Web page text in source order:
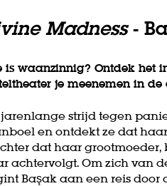
Madness-
is waanzinnig? Ontdek het
je meenemen in
strijd tegen
en ontdekt ze dat
dat haar grootmoeder,
achtervolgt. Om zich van
Başak aan een reis door